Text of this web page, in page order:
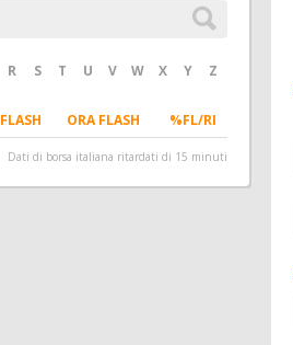
R S T U V W X Y Z
FLASH ORA FLASH %FL/RI
Dati di borsa italiana ritardati di 15 minuti